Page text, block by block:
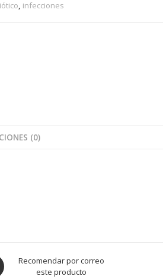
, infecciones
(0)
Recomendar por correo
este producto